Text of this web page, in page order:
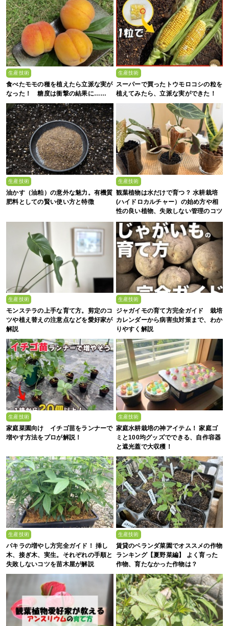
生産技術
食べたモモの種を植えたら立派な実が
なった！ 糖度は衝撃の結果に……
生産技術
スーパーで買ったトウモロコシの粒を
植えてみたら、立派な実ができた！
生産技術
油かす（油粕）の意外な魅力。有機質
肥料としての賢い使い方と特徴
生産技術
観葉植物は水だけで育つ？ 水耕栽培
(ハイドロカルチャー）の始め方や相
性の良い植物、失敗しない管理のコツ
生産技術
モンステラの上手な育て方。剪定のコ
ツや植え替えの注意点などを愛好家が
解説
生産技術
ジャガイモの育て方完全ガイド 栽培
カレンダーから病害虫対策まで、わか
りやすく解説
生産技術
家庭菜園向け イチゴ苗をランナーで
増やす方法をプロが解説！
生産技術
家庭水耕栽培の神アイテム！ 家庭ゴ
ミと100均グッズでできる、自作容器
と遮光蓋で大収穫！
生産技術
パキラの増やし方完全ガイド！ 挿し
木、接ぎ木、実生。それぞれの手順と
失敗しないコツを苗木屋が解説
生産技術
賃貸のベランダ菜園でオススメの作物
ランキング【夏野菜編】 よく育った
作物、育たなかった作物は？